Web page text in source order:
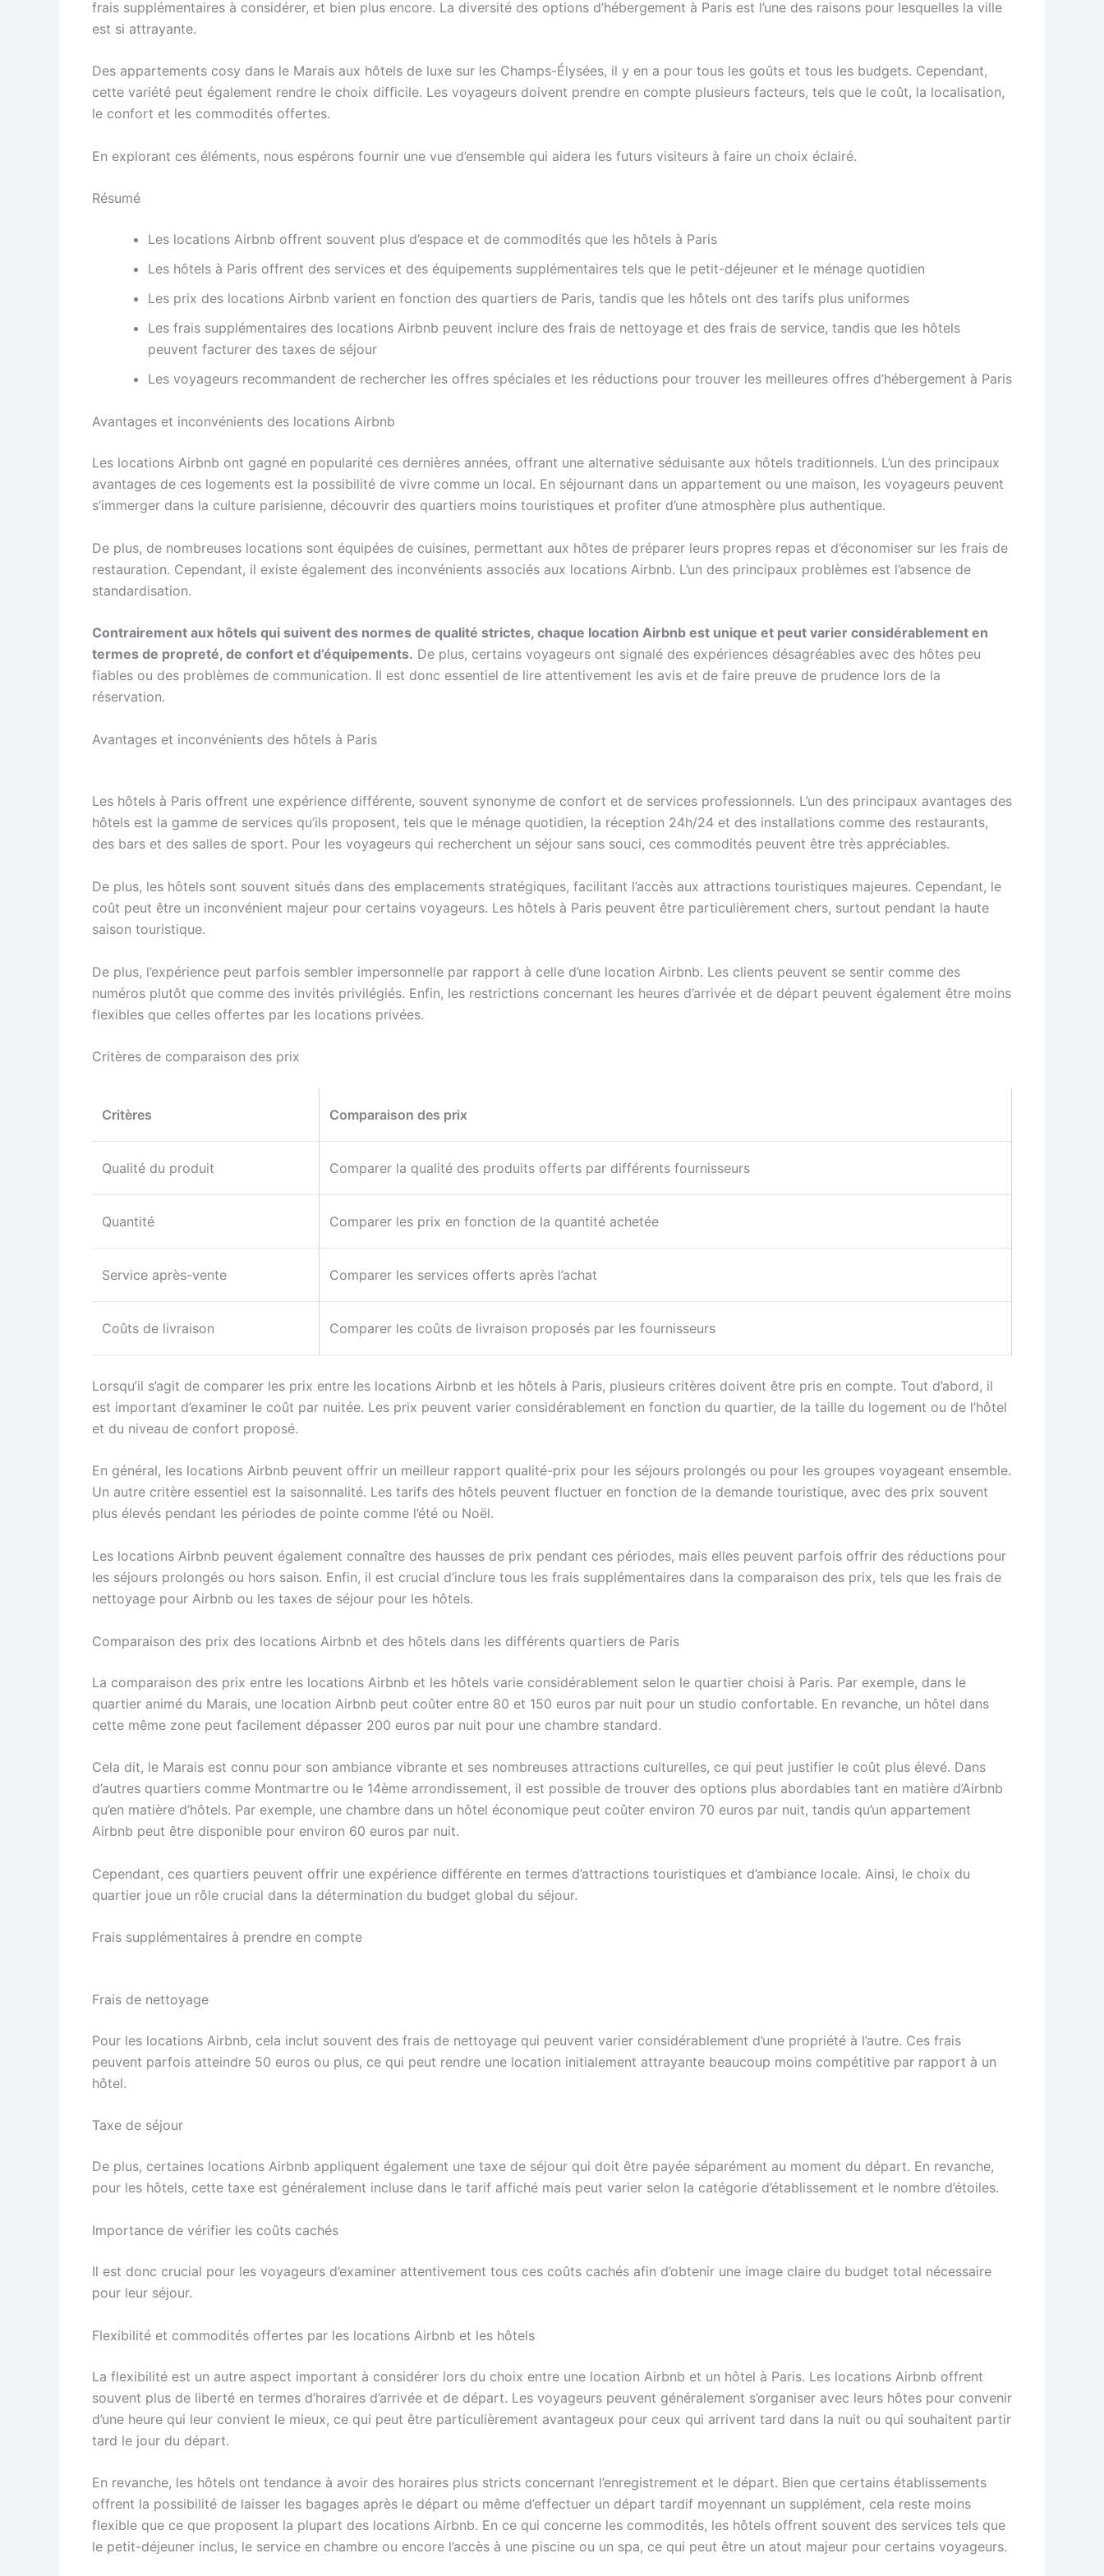
frais supplémentaires à considérer, et bien plus encore. La diversité des options d’hébergement à Paris est l’une des raisons pour lesquelles la ville
est si attrayante.
Des appartements cosy dans le Marais aux hôtels de luxe sur les Champs-Élysées, il y en a pour tous les goûts et tous les budgets. Cependant,
cette variété peut également rendre le choix difficile. Les voyageurs doivent prendre en compte plusieurs facteurs, tels que le coût, la localisation,
le confort et les commodités offertes.
En explorant ces éléments, nous espérons fournir une vue d’ensemble qui aidera les futurs visiteurs à faire un choix éclairé.
Résumé
Les locations Airbnb offrent souvent plus d’espace et de commodités que les hôtels à Paris
Les hôtels à Paris offrent des services et des équipements supplémentaires tels que le petit-déjeuner et le ménage quotidien
Les prix des locations Airbnb varient en fonction des quartiers de Paris, tandis que les hôtels ont des tarifs plus uniformes
Les frais supplémentaires des locations Airbnb peuvent inclure des frais de nettoyage et des frais de service, tandis que les hôtels
peuvent facturer des taxes de séjour
Les voyageurs recommandent de rechercher les offres spéciales et les réductions pour trouver les meilleures offres d’hébergement à Paris
Avantages et inconvénients des locations Airbnb
Les locations Airbnb ont gagné en popularité ces dernières années, offrant une alternative séduisante aux hôtels traditionnels. L’un des principaux
avantages de ces logements est la possibilité de vivre comme un local. En séjournant dans un appartement ou une maison, les voyageurs peuvent
s’immerger dans la culture parisienne, découvrir des quartiers moins touristiques et profiter d’une atmosphère plus authentique.
De plus, de nombreuses locations sont équipées de cuisines, permettant aux hôtes de préparer leurs propres repas et d’économiser sur les frais de
restauration. Cependant, il existe également des inconvénients associés aux locations Airbnb. L’un des principaux problèmes est l’absence de
standardisation.
Contrairement aux hôtels qui suivent des normes de qualité strictes, chaque location Airbnb est unique et peut varier considérablement en
termes de propreté, de confort et d’équipements. De plus, certains voyageurs ont signalé des expériences désagréables avec des hôtes peu
fiables ou des problèmes de communication. Il est donc essentiel de lire attentivement les avis et de faire preuve de prudence lors de la
réservation.
Avantages et inconvénients des hôtels à Paris
Les hôtels à Paris offrent une expérience différente, souvent synonyme de confort et de services professionnels. L’un des principaux avantages des
hôtels est la gamme de services qu’ils proposent, tels que le ménage quotidien, la réception 24h/24 et des installations comme des restaurants,
des bars et des salles de sport. Pour les voyageurs qui recherchent un séjour sans souci, ces commodités peuvent être très appréciables.
De plus, les hôtels sont souvent situés dans des emplacements stratégiques, facilitant l’accès aux attractions touristiques majeures. Cependant, le
coût peut être un inconvénient majeur pour certains voyageurs. Les hôtels à Paris peuvent être particulièrement chers, surtout pendant la haute
saison touristique.
De plus, l’expérience peut parfois sembler impersonnelle par rapport à celle d’une location Airbnb. Les clients peuvent se sentir comme des
numéros plutôt que comme des invités privilégiés. Enfin, les restrictions concernant les heures d’arrivée et de départ peuvent également être moins
flexibles que celles offertes par les locations privées.
Critères de comparaison des prix
Critères Comparaison des prix
Qualité du produit Comparer la qualité des produits offerts par différents fournisseurs
Quantité Comparer les prix en fonction de la quantité achetée
Service après-vente Comparer les services offerts après l’achat
Coûts de livraison Comparer les coûts de livraison proposés par les fournisseurs
Lorsqu’il s’agit de comparer les prix entre les locations Airbnb et les hôtels à Paris, plusieurs critères doivent être pris en compte. Tout d’abord, il
est important d’examiner le coût par nuitée. Les prix peuvent varier considérablement en fonction du quartier, de la taille du logement ou de l’hôtel
et du niveau de confort proposé.
En général, les locations Airbnb peuvent offrir un meilleur rapport qualité-prix pour les séjours prolongés ou pour les groupes voyageant ensemble.
Un autre critère essentiel est la saisonnalité. Les tarifs des hôtels peuvent fluctuer en fonction de la demande touristique, avec des prix souvent
plus élevés pendant les périodes de pointe comme l’été ou Noël.
Les locations Airbnb peuvent également connaître des hausses de prix pendant ces périodes, mais elles peuvent parfois offrir des réductions pour
les séjours prolongés ou hors saison. Enfin, il est crucial d’inclure tous les frais supplémentaires dans la comparaison des prix, tels que les frais de
nettoyage pour Airbnb ou les taxes de séjour pour les hôtels.
Comparaison des prix des locations Airbnb et des hôtels dans les différents quartiers de Paris
La comparaison des prix entre les locations Airbnb et les hôtels varie considérablement selon le quartier choisi à Paris. Par exemple, dans le
quartier animé du Marais, une location Airbnb peut coûter entre 80 et 150 euros par nuit pour un studio confortable. En revanche, un hôtel dans
cette même zone peut facilement dépasser 200 euros par nuit pour une chambre standard.
Cela dit, le Marais est connu pour son ambiance vibrante et ses nombreuses attractions culturelles, ce qui peut justifier le coût plus élevé. Dans
d’autres quartiers comme Montmartre ou le 14ème arrondissement, il est possible de trouver des options plus abordables tant en matière d’Airbnb
qu’en matière d’hôtels. Par exemple, une chambre dans un hôtel économique peut coûter environ 70 euros par nuit, tandis qu’un appartement
Airbnb peut être disponible pour environ 60 euros par nuit.
Cependant, ces quartiers peuvent offrir une expérience différente en termes d’attractions touristiques et d’ambiance locale. Ainsi, le choix du
quartier joue un rôle crucial dans la détermination du budget global du séjour.
Frais supplémentaires à prendre en compte
Frais de nettoyage
Pour les locations Airbnb, cela inclut souvent des frais de nettoyage qui peuvent varier considérablement d’une propriété à l’autre. Ces frais
peuvent parfois atteindre 50 euros ou plus, ce qui peut rendre une location initialement attrayante beaucoup moins compétitive par rapport à un
hôtel.
Taxe de séjour
De plus, certaines locations Airbnb appliquent également une taxe de séjour qui doit être payée séparément au moment du départ. En revanche,
pour les hôtels, cette taxe est généralement incluse dans le tarif affiché mais peut varier selon la catégorie d’établissement et le nombre d’étoiles.
Importance de vérifier les coûts cachés
Il est donc crucial pour les voyageurs d’examiner attentivement tous ces coûts cachés afin d’obtenir une image claire du budget total nécessaire
pour leur séjour.
Flexibilité et commodités offertes par les locations Airbnb et les hôtels
La flexibilité est un autre aspect important à considérer lors du choix entre une location Airbnb et un hôtel à Paris. Les locations Airbnb offrent
souvent plus de liberté en termes d’horaires d’arrivée et de départ. Les voyageurs peuvent généralement s’organiser avec leurs hôtes pour convenir
d’une heure qui leur convient le mieux, ce qui peut être particulièrement avantageux pour ceux qui arrivent tard dans la nuit ou qui souhaitent partir
tard le jour du départ.
En revanche, les hôtels ont tendance à avoir des horaires plus stricts concernant l’enregistrement et le départ. Bien que certains établissements
offrent la possibilité de laisser les bagages après le départ ou même d’effectuer un départ tardif moyennant un supplément, cela reste moins
flexible que ce que proposent la plupart des locations Airbnb. En ce qui concerne les commodités, les hôtels offrent souvent des services tels que
le petit-déjeuner inclus, le service en chambre ou encore l’accès à une piscine ou un spa, ce qui peut être un atout majeur pour certains voyageurs.